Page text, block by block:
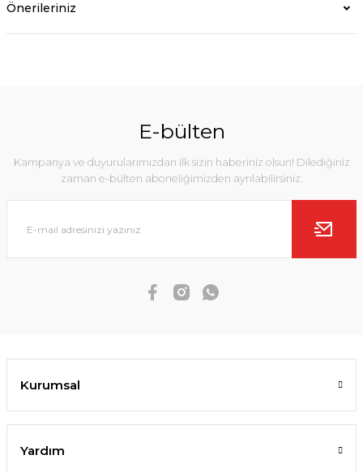
Önerileriniz
E-bülten
Kampanya ve duyurularımızdan ilk sizin haberiniz olsun! Dilediğiniz
zaman e-bülten aboneliğimizden ayrılabilirsiniz.
Kurumsal
Yardım